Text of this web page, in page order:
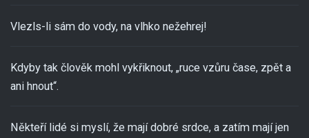
Vlezls-li sám do vody, na vlhko nežehrej!
Kdyby tak člověk mohl vykřiknout, „ruce vzůru čase, zpět a
ani hnout“.
Někteří lidé si myslí, že mají dobré srdce, a zatím mají jen